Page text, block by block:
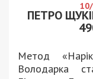
ПЕТРО
Метод
Володарка